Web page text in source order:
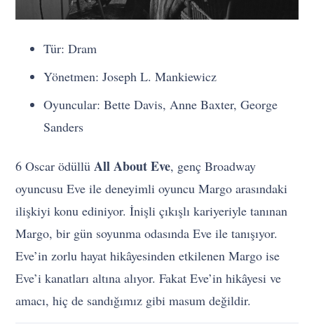
Tür: Dram
Yönetmen: Joseph L. Mankiewicz
Oyuncular: Bette Davis, Anne Baxter, George
Sanders
6 Oscar ödüllüAll About Eve, genç Broadway
oyuncusu Eve ile deneyimli oyuncu Margo arasındaki
ilişkiyi konu ediniyor. İnişli çıkışlı kariyeriyle tanınan
Margo, bir gün soyunma odasında Eve ile tanışıyor.
Eve’in zorlu hayat hikâyesinden etkilenen Margo ise
Eve’i kanatları altına alıyor. Fakat Eve’in hikâyesi ve
amacı, hiç de sandığımız gibi masum değildir.